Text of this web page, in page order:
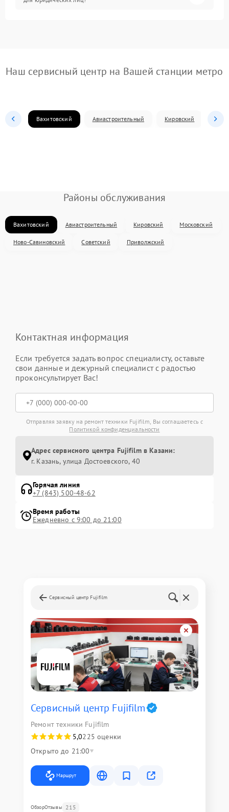
Наш сервисный центр на Вашей станции метро
Вахитовский Авиастроительный Кировский
Районы обслуживания
Вахитовский Авиастроительный Кировский Московский
Ново-Савиновский Советский Приволжский
Контактная информация
Если требуется задать вопрос специалисту, оставьте
свои данные и дежурный специалист с радостью
проконсультирует Вас!
Отправляя заявку на ремонт техники Fujifilm, Вы соглашаетесь с
Политикой конфиденциальности
Адрес сервисного центра Fujifilm в Казани:
г. Казань, улица Достоевского, 40
Горячая линия
+7 (843) 500-48-62
Время работы
Ежедневно с 9:00 до 21:00
Сервисный центр Fujifilm
Сервисный центр Fujifilm
Ремонт техники Fujifilm
5,0225 оценки
Открыто до 21:00
Маршрут
ОбзорОтзывы 215